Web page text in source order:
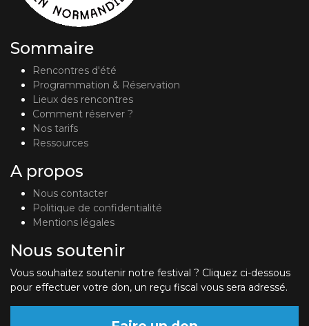
Sommaire
Rencontres d'été
Programmation & Réservation
Lieux des rencontres
Comment réserver ?
Nos tarifs
Ressources
A propos
Nous contacter
Politique de confidentialité
Mentions légales
Nous soutenir
Vous souhaitez soutenir notre festival ? Cliquez ci-dessous
pour effectuer votre don, un reçu fiscal vous sera adressé.